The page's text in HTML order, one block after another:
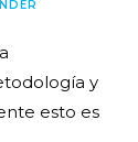
y
esto es